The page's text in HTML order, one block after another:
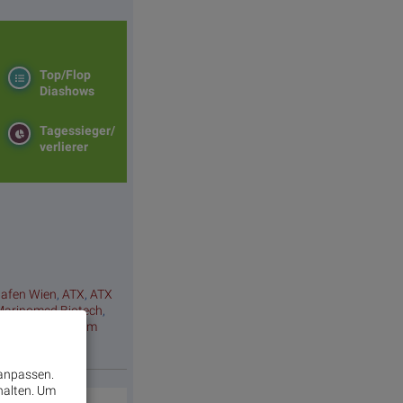
Top/Flop
Diashows
Tagessieger/
verlierer
Wien,ATX,ATX
Biotech,
Telekom
Um